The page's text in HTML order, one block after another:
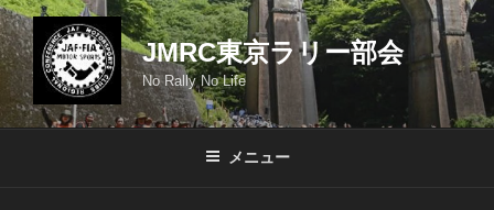
コ
ン
テ
ン
ツ
JMRC東京ラリー部会
No Rally No Life
メニュー